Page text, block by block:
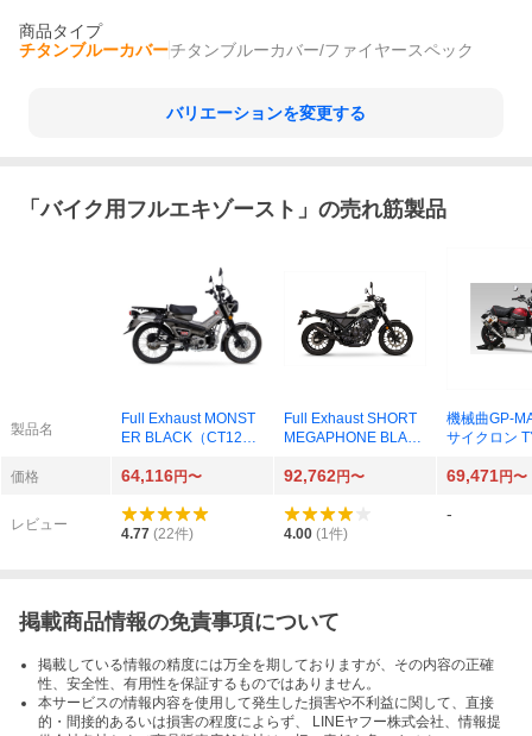
商品タイプ
チタンブルーカバーチタンブルーカバー/ファイヤースペック
バリエーションを変更する
「バイク用フルエキゾースト 」の売れ筋製品
製品名
Full Exhaust MONST
ER BLACK（CT125 2
1810-D01X4-00（ブ
Full Exhaust SHORT
MEGAPHONE BLAC
C57）01810-H01W6-
機械曲GP-
サイクロン
政府認証 カ
J-JB05/8BJ-
価格 64,116円〜 92,762円〜 69,471円〜
レビュー
4.77 (22件) 4.00 (1件)
-
掲載商品情報の免責事項について
掲載している情報の精度には万全を期しておりますが、その内容の正確
性、安全性、有用性を保証するものではありません。
本サービスの情報内容を使用して発生した損害や不利益に関して、直接
的・間接的あるいは損害の程度によらず、 LINEヤフー株式会社、情報提